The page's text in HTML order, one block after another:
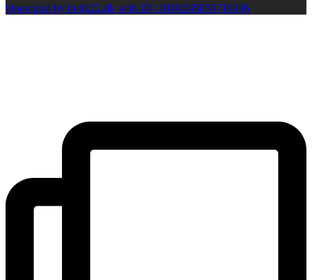
Open post by butik22.dk with ID 18100245850710936